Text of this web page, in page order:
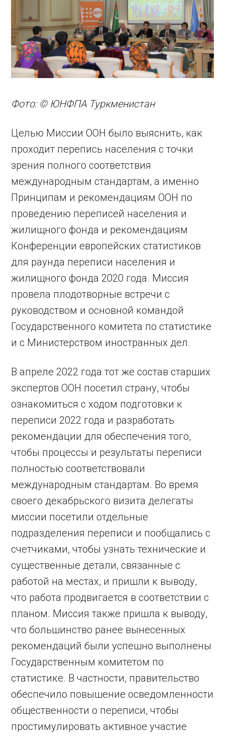
Фото: © ЮНФПА Туркменистан
Целью Миссии ООН было выяснить, как
проходит перепись населения с точки
зрения полного соответствия
международным стандартам, а именно
Принципам и рекомендациям ООН по
проведению переписей населения и
жилищного фонда и рекомендациям
Конференции европейских статистиков
для раунда переписи населения и
жилищного фонда 2020 года. Миссия
провела плодотворные встречи с
руководством и основной командой
Государственного комитета по статистике
и с Министерством иностранных дел.
В апреле 2022 года тот же состав старших
экспертов ООН посетил страну, чтобы
ознакомиться с ходом подготовки к
переписи 2022 года и разработать
рекомендации для обеспечения того,
чтобы процессы и результаты переписи
полностью соответствовали
международным стандартам. Во время
своего декабрьского визита делегаты
миссии посетили отдельные
подразделения переписи и пообщались с
счетчиками, чтобы узнать технические и
существенные детали, связанные с
работой на местах, и пришли к выводу,
что работа продвигается в соответствии с
планом. Миссия также пришла к выводу,
что большинство ранее вынесенных
рекомендаций были успешно выполнены
Государственным комитетом по
статистике. В частности, правительство
обеспечило повышение осведомленности
общественности о переписи, чтобы
простимулировать активное участие